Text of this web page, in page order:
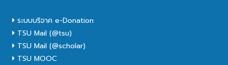
ระบบบริจาค e-Donation
TSU Mail (@tsu)
TSU Mail (@scholar)
TSU MOOC